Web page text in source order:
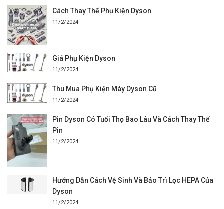
Cách Thay Thế Phụ Kiện Dyson
11/2/2024
Giá Phụ Kiện Dyson
11/2/2024
Thu Mua Phụ Kiện Máy Dyson Cũ
11/2/2024
Pin Dyson Có Tuổi Thọ Bao Lâu Và Cách Thay Thế
Pin
11/2/2024
Hướng Dẫn Cách Vệ Sinh Và Bảo Trì Lọc HEPA Của
Dyson
11/2/2024